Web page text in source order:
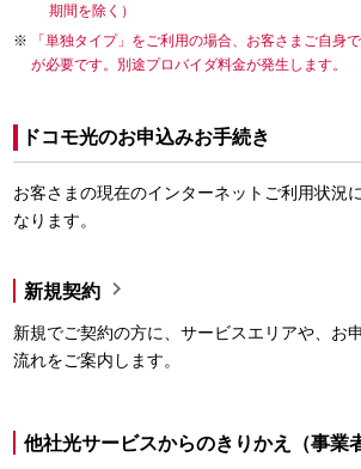
期間を除く）
「単独タイプ」をご利用の場合、お客さまご自身
が必要です。別途プロバイダ料金が発生します。
ドコモ光のお申込みお手続き
お客さまの現在のインターネットご利用状況
なります。
新規契約 
新規でご契約の方に、サービスエリアや、お
流れをご案内します。
他社光サービスからのきりかえ（事業